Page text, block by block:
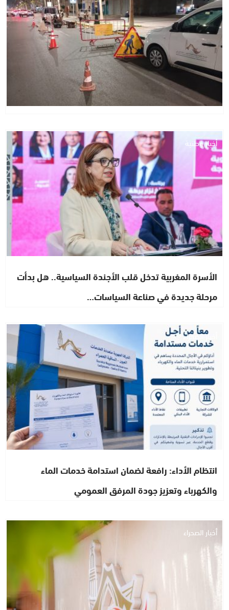
أخبار وطنية
الأسرة المغربية تدخل قلب الأجندة السياسية.. هل بدأت
مرحلة جديدة في صناعة السياسات…
أخبار الصحراء
انتظام الأداء: رافعة لضمان استدامة خدمات الماء
والكهرباء وتعزيز جودة المرفق العمومي
أخبار الصحراء